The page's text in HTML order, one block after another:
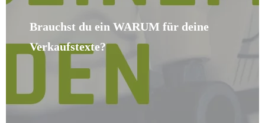
Brauchst du ein WARUM für deine
Verkaufstexte?